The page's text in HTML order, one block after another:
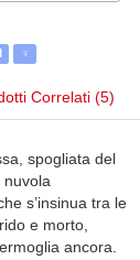
♀️
Correlati (5)
spogliata del
nuvola
s’insinua tra le
e morto,
ancora.